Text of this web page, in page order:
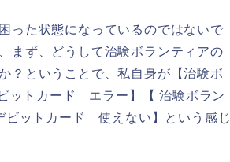
った状態になっているのではないで
まず、どうして治験ボランティアの
？ということで、私自身が【治験ボ
ットカード エラー】【 治験ボラン
ットカード 使えない】という感じ